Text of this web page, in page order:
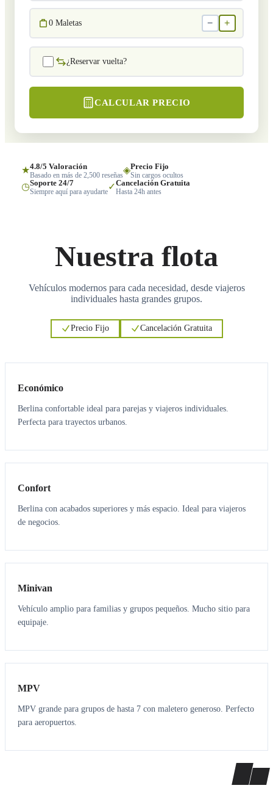
0 Maletas − +
¿Reservar vuelta?
CALCULAR PRECIO
★4.8/5 Valoración
Basado en más de 2,500 reseñas◈Precio Fijo
Sin cargos ocultos
◷Soporte 24/7
Siempre aquí para ayudarte✓Cancelación Gratuita
Hasta 24h antes
Nuestra flota
Vehículos modernos para cada necesidad, desde viajeros
individuales hasta grandes grupos.
Precio Fijo Cancelación Gratuita
Económico
Berlina confortable ideal para parejas y viajeros individuales.
Perfecta para trayectos urbanos.
3 3
Confort
Berlina con acabados superiores y más espacio. Ideal para viajeros
de negocios.
6 5
Minivan
Vehículo amplio para familias y grupos pequeños. Mucho sitio para
equipaje.
7 7
MPV
MPV grande para grupos de hasta 7 con maletero generoso. Perfecto
para aeropuertos.